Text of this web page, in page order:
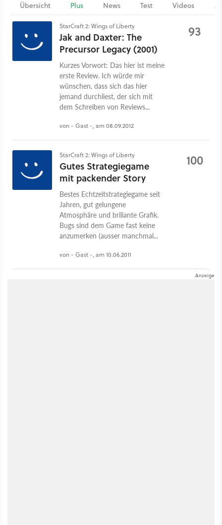
Übersicht Plus News Test Videos
StarCraft 2: Wings of Liberty
Jak and Daxter: The
Precursor Legacy (2001)
Kurzes Vorwort: Das hier ist meine
erste Review. Ich würde mir
wünschen, dass sich das hier
jemand durchliest, der sich mit
dem Schreiben von Reviews...
von - Gast -, am 08.09.2012
93
StarCraft 2: Wings of Liberty
Gutes Strategiegame
mit packender Story
Bestes Echtzeitstrategiegame seit
Jahren, gut gelungene
Atmosphäre und briliante Grafik.
Bugs sind dem Game fast keine
anzumerken (ausser manchmal...
von - Gast -, am 10.06.2011
100